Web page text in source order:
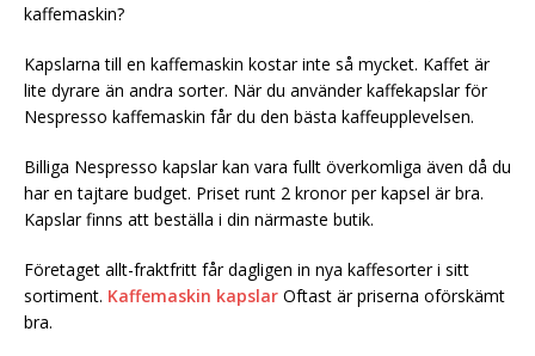
kaffemaskin?
Kapslarna till en kaffemaskin kostar inte så mycket. Kaffet är
lite dyrare än andra sorter. När du använder kaffekapslar för
Nespresso kaffemaskin får du den bästa kaffeupplevelsen.
Billiga Nespresso kapslar kan vara fullt överkomliga även då du
har en tajtare budget. Priset runt 2 kronor per kapsel är bra.
Kapslar finns att beställa i din närmaste butik.
Företaget allt-fraktfritt får dagligen in nya kaffesorter i sitt
sortiment. Kaffemaskin kapslar Oftast är priserna oförskämt
bra.